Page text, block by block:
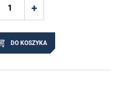
DO KOSZYKA